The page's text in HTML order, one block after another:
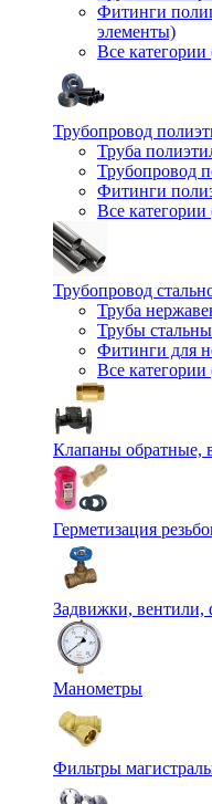
Фитинги
элементы)
Все категории
Трубопровод
Труба
Трубопровод
Фитинги
Все категории
Трубопровод
Труба
Трубы
Фитинги для
Все категории
Клапаны обратные,
Герметизация
Задвижки, вентили,
Манометры
Фильтры